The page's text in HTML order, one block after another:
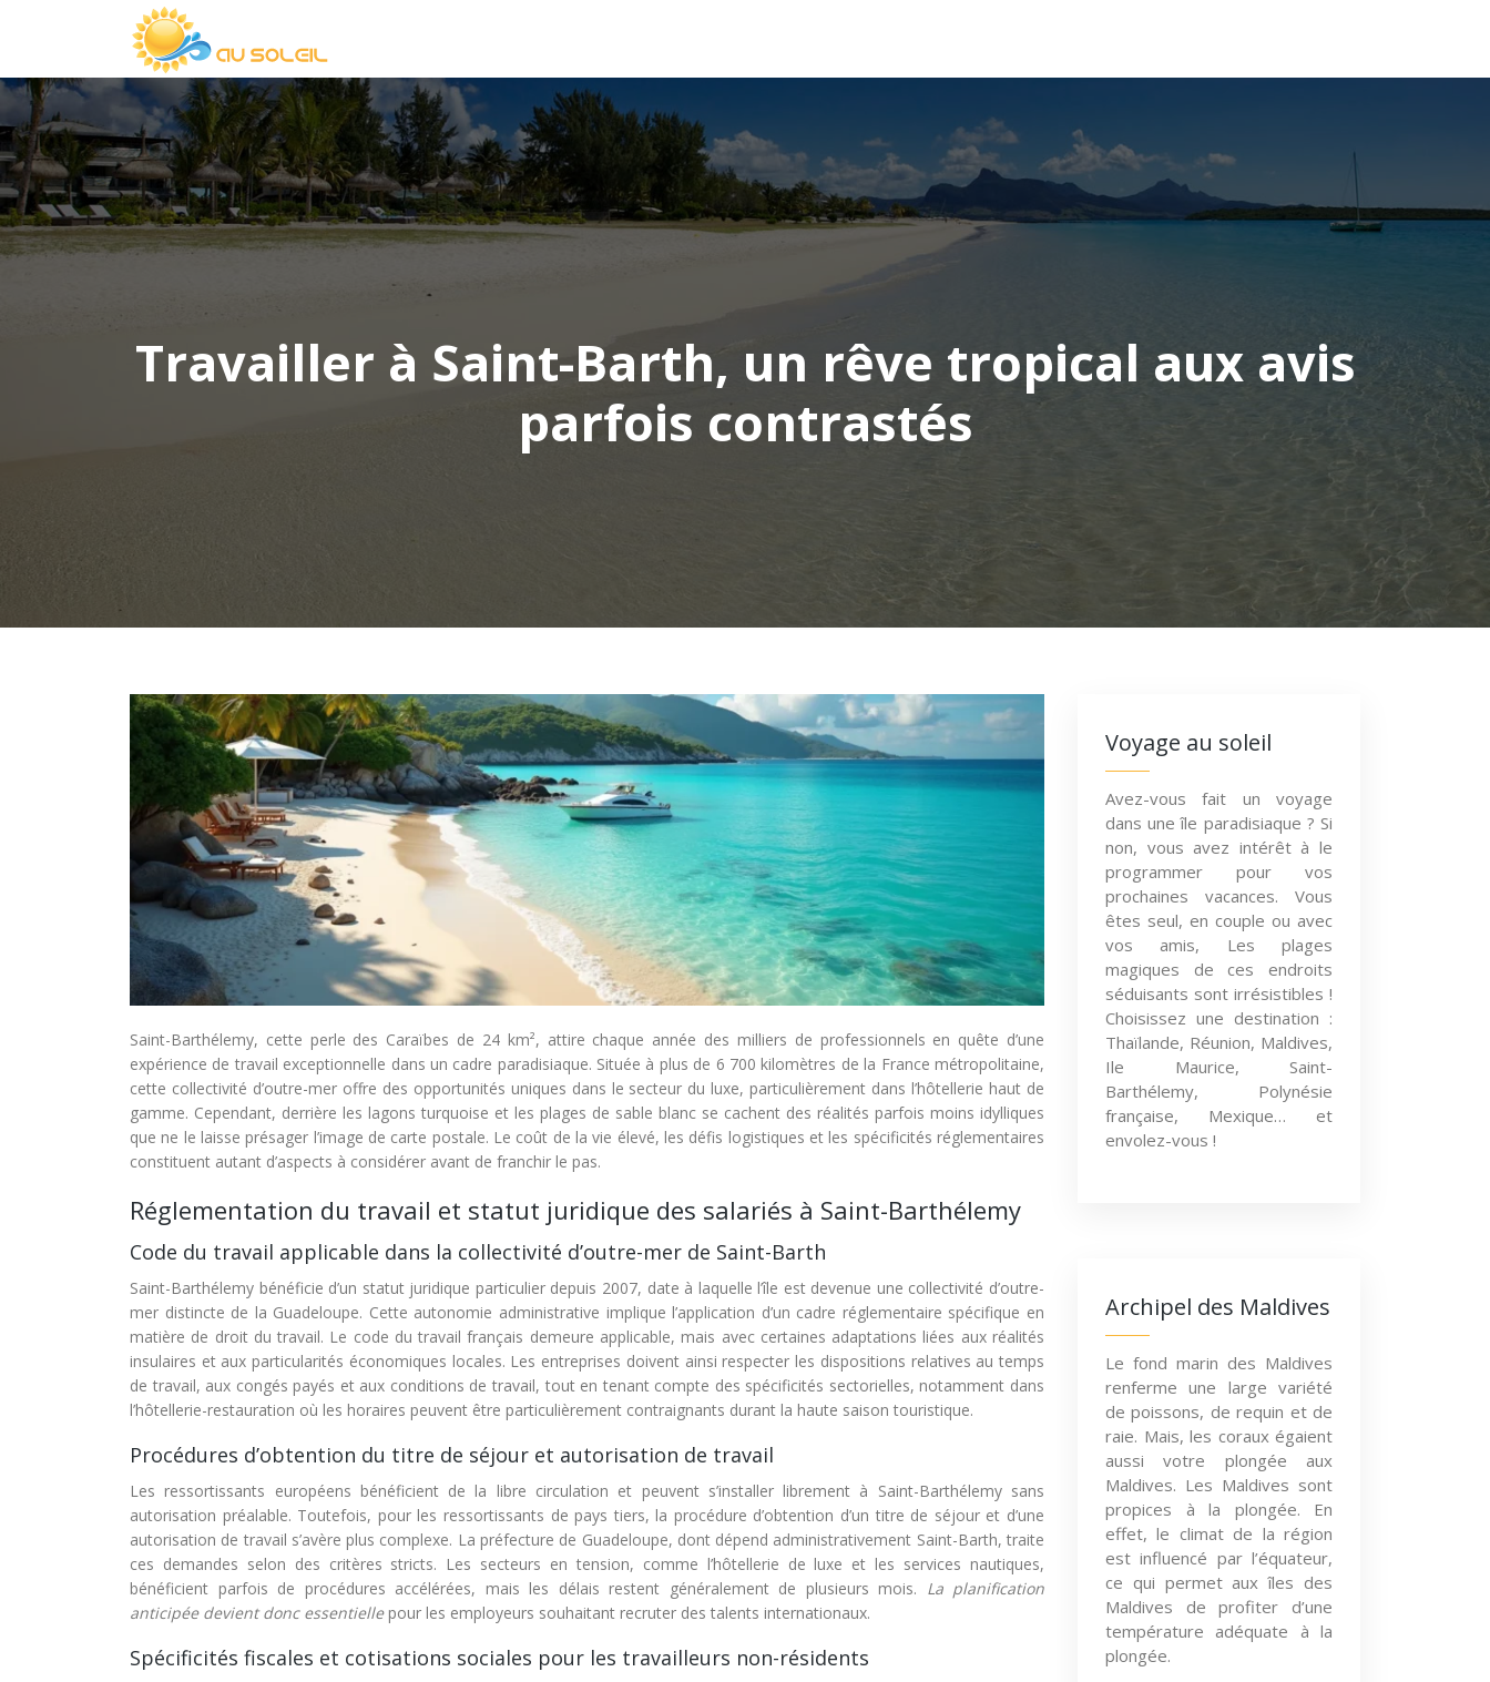
Travailler à Saint-Barth, un rêve tropical aux avis
parfois contrastés
Saint-Barthélemy, cette perle des Caraïbes de 24 km², attire chaque année des milliers de professionnels en quête d’une
expérience de travail exceptionnelle dans un cadre paradisiaque. Située à plus de 6 700 kilomètres de la France métropolitaine,
cette collectivité d’outre-mer offre des opportunités uniques dans le secteur du luxe, particulièrement dans l’hôtellerie haut de
gamme. Cependant, derrière les lagons turquoise et les plages de sable blanc se cachent des réalités parfois moins idylliques
que ne le laisse présager l’image de carte postale. Le coût de la vie élevé, les défis logistiques et les spécificités réglementaires
constituent autant d’aspects à considérer avant de franchir le pas.
Réglementation du travail et statut juridique des salariés à Saint-Barthélemy
Code du travail applicable dans la collectivité d’outre-mer de Saint-Barth
Saint-Barthélemy bénéficie d’un statut juridique particulier depuis 2007, date à laquelle l’île est devenue une collectivité d’outre-
mer distincte de la Guadeloupe. Cette autonomie administrative implique l’application d’un cadre réglementaire spécifique en
matière de droit du travail. Le code du travail français demeure applicable, mais avec certaines adaptations liées aux réalités
insulaires et aux particularités économiques locales. Les entreprises doivent ainsi respecter les dispositions relatives au temps
de travail, aux congés payés et aux conditions de travail, tout en tenant compte des spécificités sectorielles, notamment dans
l’hôtellerie-restauration où les horaires peuvent être particulièrement contraignants durant la haute saison touristique.
Procédures d’obtention du titre de séjour et autorisation de travail
Les ressortissants européens bénéficient de la libre circulation et peuvent s’installer librement à Saint-Barthélemy sans
autorisation préalable. Toutefois, pour les ressortissants de pays tiers, la procédure d’obtention d’un titre de séjour et d’une
autorisation de travail s’avère plus complexe. La préfecture de Guadeloupe, dont dépend administrativement Saint-Barth, traite
ces demandes selon des critères stricts. Les secteurs en tension, comme l’hôtellerie de luxe et les services nautiques,
bénéficient parfois de procédures accélérées, mais les délais restent généralement de plusieurs mois. La planification
anticipée devient donc essentiellepour les employeurs souhaitant recruter des talents internationaux.
Spécificités fiscales et cotisations sociales pour les travailleurs non-résidents
Voyage au soleil
Avez-vous fait un voyage
dans une île paradisiaque ? Si
non, vous avez intérêt à le
programmer pour vos
prochaines vacances. Vous
êtes seul, en couple ou avec
vos amis, Les plages
magiques de ces endroits
séduisants sont irrésistibles !
Choisissez une destination :
Thaïlande, Réunion, Maldives,
Ile Maurice, Saint-
Barthélemy, Polynésie
française, Mexique… et
envolez-vous !
Archipel des Maldives
Le fond marin des Maldives
renferme une large variété
de poissons, de requin et de
raie. Mais, les coraux égaient
aussi votre plongée aux
Maldives. Les Maldives sont
propices à la plongée. En
effet, le climat de la région
est influencé par l’équateur,
ce qui permet aux îles des
Maldives de profiter d’une
température adéquate à la
plongée.